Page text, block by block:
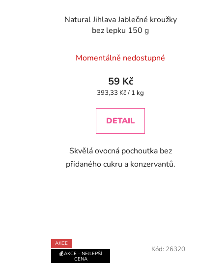
Natural Jihlava Jablečné kroužky
bez lepku 150 g
hodnocení
produktu
je
z
Momentálně nedostupné
59 Kč
Měrná
393,33 Kč / 1 kg
DETAIL
Skvělá ovocná pochoutka bez
přidaného cukru a konzervantů.
AKCE
💰AKCE - NEJLEPŠÍ
CENA
Kód: 26320